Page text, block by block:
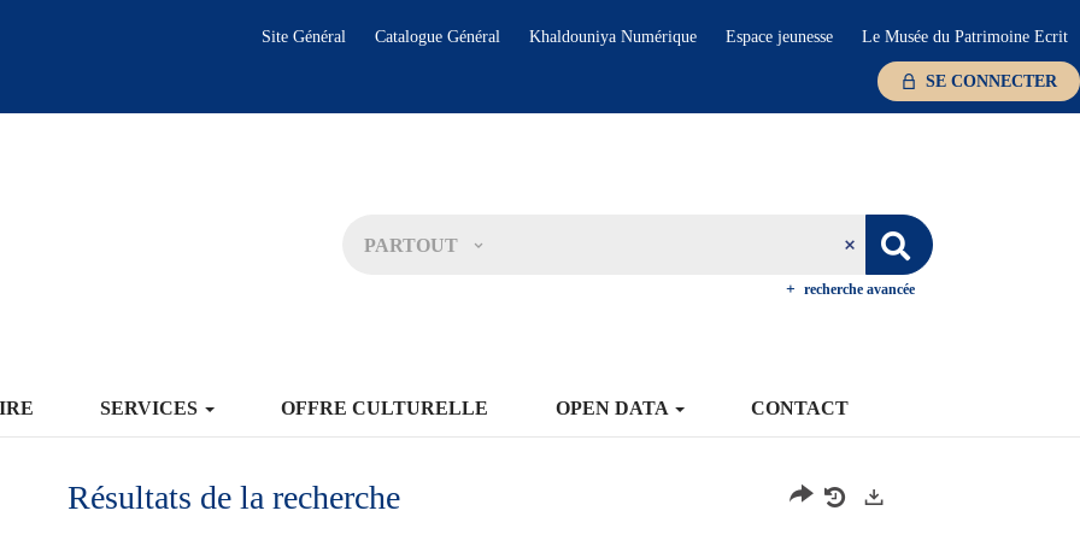
Site Général Catalogue Général Khaldouniya Numérique Espace jeunesse Le Musée du Patrimoine Ecrit
SE CONNECTER
PARTOUT
recherche avancée
SERVICES OFFRE CULTURELLE OPEN DATA CONTACT
Résultats de la recherche